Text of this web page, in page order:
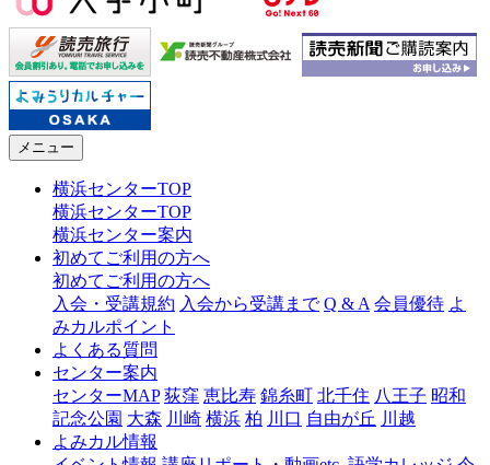
メニュー
横浜センターTOP
横浜センターTOP
横浜センター案内
初めてご利用の方へ
初めてご利用の方へ
入会・受講規約 入会から受講まで Q & A 会員優待 よ
みカルポイント
よくある質問
センター案内
センターMAP 荻窪 恵比寿 錦糸町 北千住 八王子 昭和
記念公園 大森 川崎 横浜 柏 川口 自由が丘 川越
よみカル情報